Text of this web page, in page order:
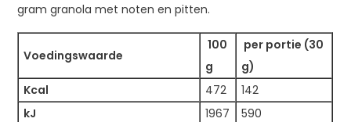
gram granola met noten en pitten.
Voedingswaarde
100
g
per portie (30
g)
Kcal
472
142
kJ
1967
590